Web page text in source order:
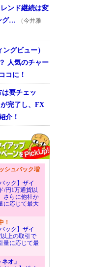
ンド継続は変
グ…
（今井雅
グビュー）
人気のチャー
コに！
要チェッ
完了し、FX
介！
シュバック増
ック】ザイ
/円1万通貨以
さらに他社か
に応じて最大
！
ック】ザイ
上の取引で
量に応じて最
オ」